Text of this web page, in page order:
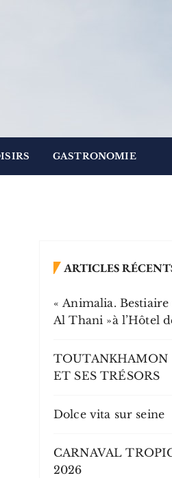
GASTRONOMIE
ARTICLES
« Animalia.
Al Thani »à l’Hôtel
TOUTANKHAMON
ET SES TRÉSORS
Dolce vita sur seine
CARNAVAL
2026